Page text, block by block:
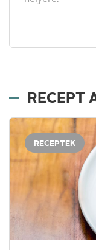
RECEPT
RECEPTEK